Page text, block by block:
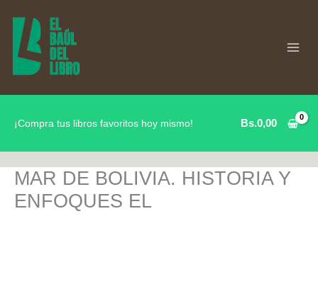
contenido
¡Compra tus libros favoritos hoy mismo! Bs.0,00
MAR DE BOLIVIA. HISTORIA Y
ENFOQUES EL